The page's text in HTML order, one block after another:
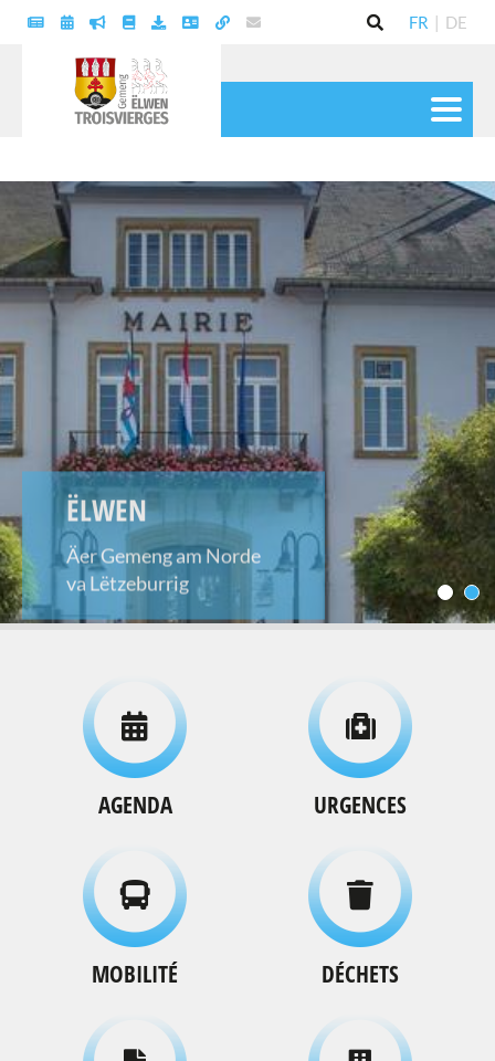
FR | DE
COMMUNE
SERVICES
VIE PRATIQUE
CULTURE & LOISIRS
ËLWEN
Äer Gemeng am Norde
va Lëtzeburrig
AGENDA URGENCES
MOBILITÉ DÉCHETS